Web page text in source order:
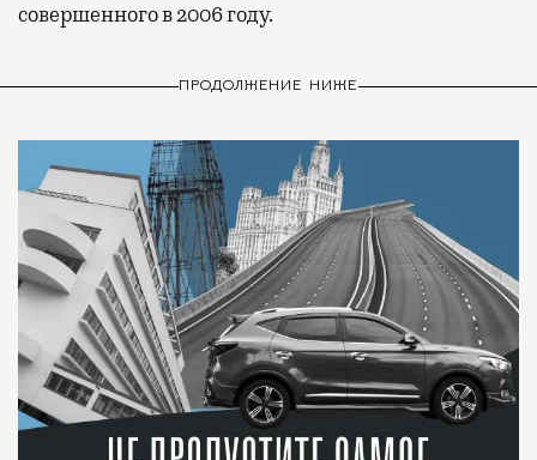
совершенного в 2006 году.
ПРОДОЛЖЕНИЕ НИЖЕ